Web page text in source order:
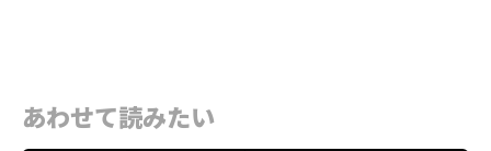
あわせて読みたい